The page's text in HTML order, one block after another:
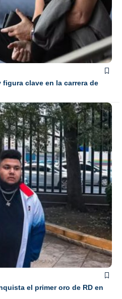
figura clave en la carrera de
el primer oro de RD en